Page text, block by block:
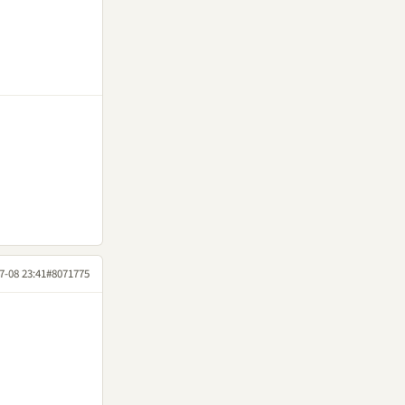
08 23:41#8071775